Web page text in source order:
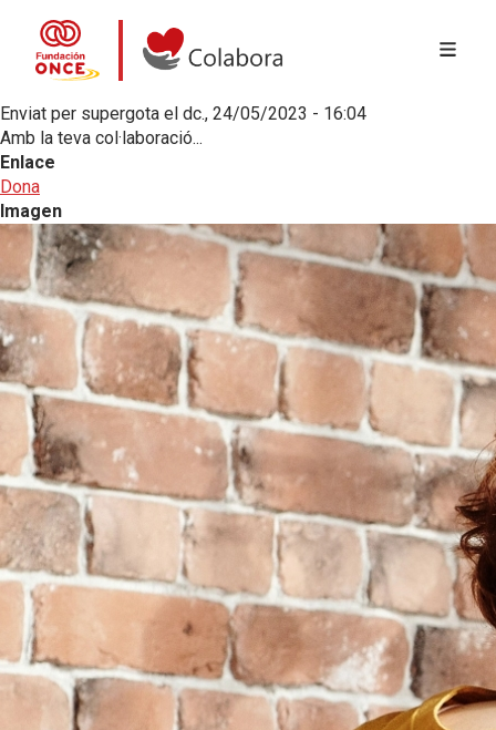
Colabora con la Fundación ONCE
Vés al contingut
Enviat per supergota el dc., 24/05/2023 - 16:04
Amb la teva col·laboració...
Enlace
Dona
Imagen